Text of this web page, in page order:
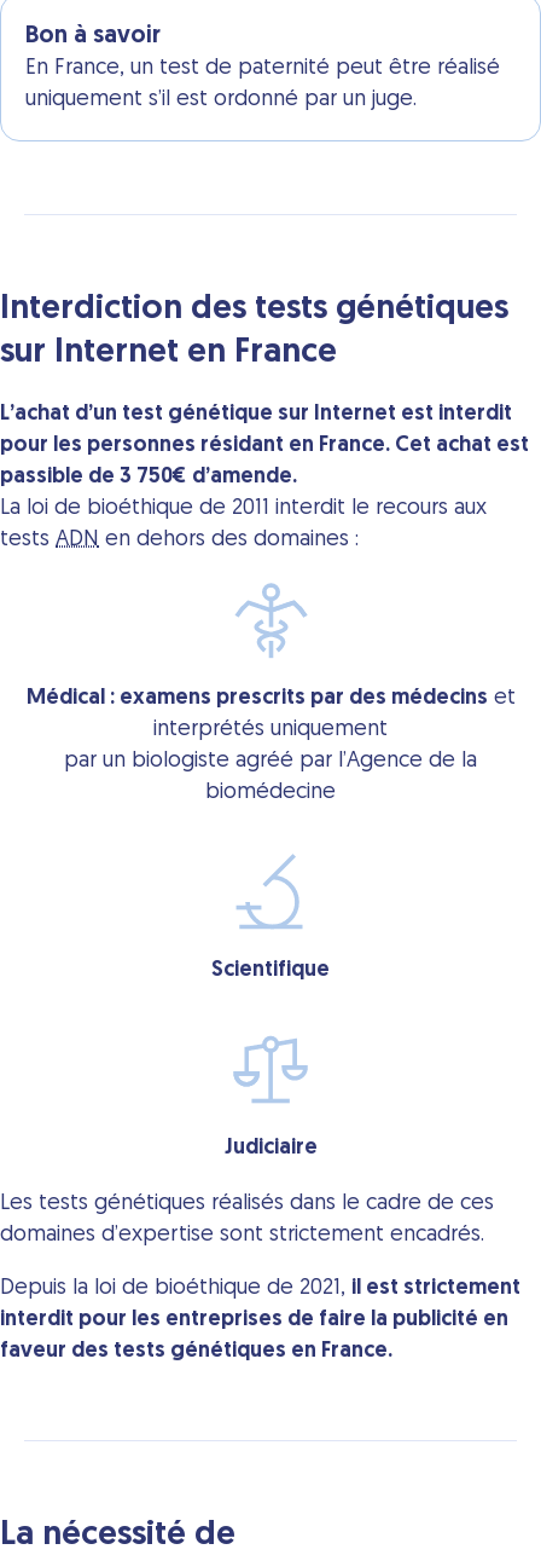
Bon à savoir
En France, un test de paternité peut être réalisé
uniquement s’il est ordonné par un juge.
Interdiction des tests génétiques
sur Internet en France
L’achat d’un test génétique sur Internet est interdit
pour les personnes résidant en France. Cet achat est
passible de 3 750€ d’amende.
La loi de bioéthique de 2011 interdit le recours aux
tests ADN en dehors des domaines :
Médical : examens prescrits par des médecins et
interprétés uniquement
par un biologiste agréé par l’Agence de la
biomédecine
Scientifique
Judiciaire
Les tests génétiques réalisés dans le cadre de ces
domaines d’expertise sont strictement encadrés.
Depuis la loi de bioéthique de 2021, il est strictement
interdit pour les entreprises de faire la publicité en
faveur des tests génétiques en France.
La nécessité de